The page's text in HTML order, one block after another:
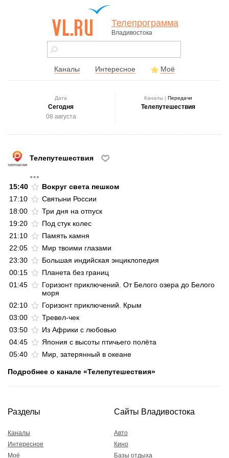
vl.ru - сайт
города
Телепрограмма
Владивостока
Каналы Интересное Моё
Дата
Сегодня
08 августа
Каналы | Передачи
Телепутешествия
Телепутешествия
15:40
Вокруг света пешком
17:10
Святыни России
18:00
Три дня на отпуск
19:20
Под стук колес
21:10
Память камня
22:05
Мир твоими глазами
23:30
Большая индийская энциклопедия
00:15
Планета без границ
01:45
Горизонт приключений. От Белого озера до Белого
моря
02:10
Горизонт приключений. Крым
03:00
Тревел-чек
03:50
Из Африки с любовью
04:45
Япония с высоты птичьего полёта
05:40
Мир, затерянный в океане
Подробнее о канале «Телепутешествия»
Разделы
Каналы
Интересное
Моё
Сайты Владивостока
Авто
Кино
Базы отдыха